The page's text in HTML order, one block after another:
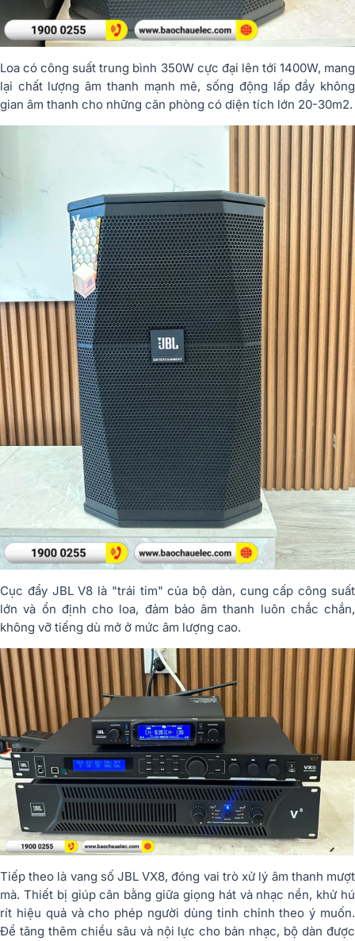
Loa có công suất trung bình 350W cực đại lên tới 1400W, mang
lại chất lượng âm thanh mạnh mẽ, sống động lấp đầy không
gian âm thanh cho những căn phòng có diện tích lớn 20-30m2.
Cục đẩy JBL V8 là "trái tim" của bộ dàn, cung cấp công suất
lớn và ổn định cho loa, đảm bảo âm thanh luôn chắc chắn,
không vỡ tiếng dù mở ở mức âm lượng cao.
Tiếp theo là vang số JBL VX8, đóng vai trò xử lý âm thanh mượt
mà. Thiết bị giúp cân bằng giữa giọng hát và nhạc nền, khử hú
rít hiệu quả và cho phép người dùng tinh chỉnh theo ý muốn.
Để tăng thêm chiều sâu và nội lực cho bản nhạc, bộ dàn được